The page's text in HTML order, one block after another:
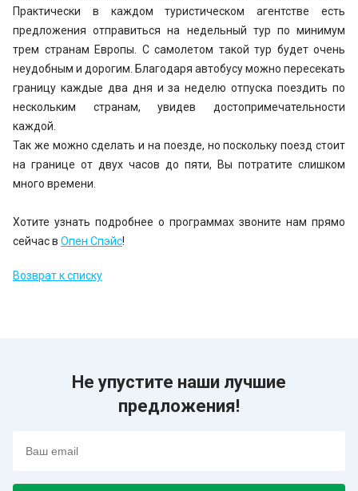
Практически в каждом туристическом агентстве есть
предложения отправиться на недельный тур по минимум
трем странам Европы. С самолетом такой тур будет очень
неудобным и дорогим. Благодаря автобусу можно пересекать
границу каждые два дня и за неделю отпуска поездить по
нескольким странам, увидев достопримечательности
каждой.
Так же можно сделать и на поезде, но поскольку поезд стоит
на границе от двух часов до пяти, Вы потратите слишком
много времени.
Хотите узнать подробнее о программах звоните нам прямо
сейчас в Опен Спэйс!
Возврат к списку
Не упустите наши лучшие
предложения!